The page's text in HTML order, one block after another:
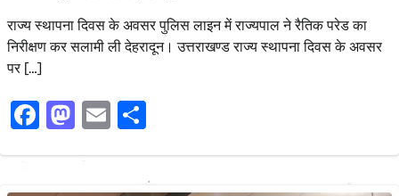
राज्य स्थापना दिवस के अवसर पुलिस लाइन में राज्यपाल ने रैतिक परेड का
निरीक्षण कर सलामी ली देहरादून। उत्तराखण्ड राज्य स्थापना दिवस के अवसर
पर […]
Facebook
Mastodon
Email